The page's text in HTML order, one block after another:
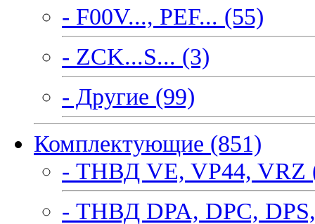
- F00V..., PEF... (55)
- ZCK...S... (3)
- Другие (99)
Комплектующие (851)
- ТНВД VE, VP44, VRZ
- ТНВД DPA, DPC,